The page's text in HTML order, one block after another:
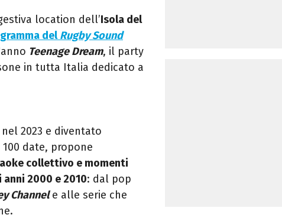
location dell’Isola del
delRugby Sound
Teenage Dream, il party
in tutta Italia dedicato a
2023 e diventato
date, propone
collettivo e momenti
2000 e 2010: dal pop
Channele alle serie che